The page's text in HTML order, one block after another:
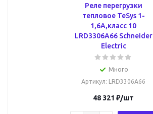
Реле перегрузки
тепловое TeSys 1-
1,6А,класс 10
LRD3306A66 Schneider
Electric
Много
Артикул: LRD3306A66
48 321 ₽/шт